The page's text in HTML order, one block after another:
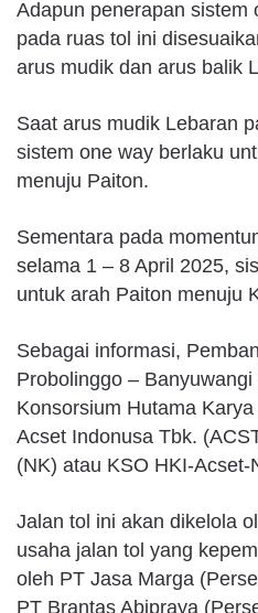
Adapun penerapan sistem
pada ruas tol ini
arus mudik dan arus balik
Saat arus mudik Lebaran
sistem one way berlaku
menuju Paiton.
Sementara pada
selama 1 – 8 April 2025,
untuk arah Paiton menuju
Sebagai informasi,
Probolinggo –
Konsorsium Hutama
Acset Indonusa Tbk.
(NK) atau KSO HKI-Acset-
Jalan tol ini akan dikelola
usaha jalan tol yang
oleh PT Jasa Marga
PT Brantas Abipraya